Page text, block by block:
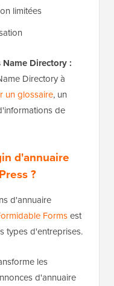
limitées
Directory :
Directory à
un glossaire, un
de
d'annuaire
?
d'annuaire
Formsest
types d'entreprises.
les
d'annuaire